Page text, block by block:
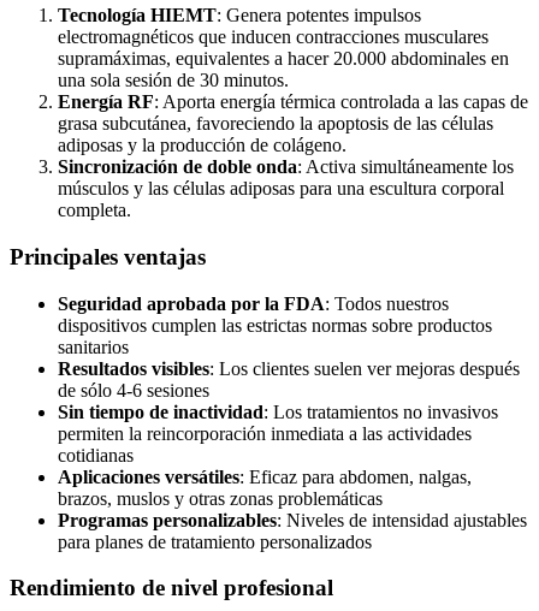
Tecnología HIEMT: Genera potentes impulsos
electromagnéticos que inducen contracciones musculares
supramáximas, equivalentes a hacer 20.000 abdominales en
una sola sesión de 30 minutos.
Energía RF: Aporta energía térmica controlada a las capas de
grasa subcutánea, favoreciendo la apoptosis de las células
adiposas y la producción de colágeno.
Sincronización de doble onda: Activa simultáneamente los
músculos y las células adiposas para una escultura corporal
completa.
Principales ventajas
Seguridad aprobada por la FDA: Todos nuestros
dispositivos cumplen las estrictas normas sobre productos
sanitarios
Resultados visibles: Los clientes suelen ver mejoras después
de sólo 4-6 sesiones
Sin tiempo de inactividad: Los tratamientos no invasivos
permiten la reincorporación inmediata a las actividades
cotidianas
Aplicaciones versátiles: Eficaz para abdomen, nalgas,
brazos, muslos y otras zonas problemáticas
Programas personalizables: Niveles de intensidad ajustables
para planes de tratamiento personalizados
Rendimiento de nivel profesional